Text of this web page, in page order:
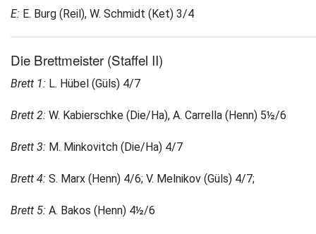
E: E. Burg (Reil), W. Schmidt (Ket) 3/4
Die Brettmeister (Staffel II)
Brett 1: L. Hübel (Güls) 4/7
Brett 2: W. Kabierschke (Die/Ha), A. Carrella (Henn) 5½/6
Brett 3: M. Minkovitch (Die/Ha) 4/7
Brett 4: S. Marx (Henn) 4/6; V. Melnikov (Güls) 4/7;
Brett 5: A. Bakos (Henn) 4½/6